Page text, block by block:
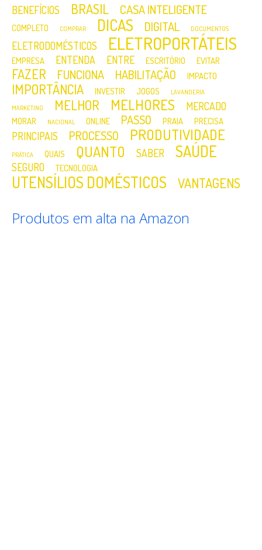
BENEFÍCIOS BRASIL CASA INTELIGENTE
COMPLETO COMPRAR DICAS DIGITAL DOCUMENTOS
ELETRODOMÉSTICOS ELETROPORTÁTEIS
EMPRESA ENTENDA ENTRE ESCRITÓRIO EVITAR
FAZER FUNCIONA HABILITAÇÃO IMPACTO
IMPORTÂNCIA INVESTIR JOGOS
LAVANDERIA
MARKETING
MELHOR MELHORES MERCADO
MORAR NACIONAL ONLINE PASSO PRAIA PRECISA
PRINCIPAIS PROCESSO PRODUTIVIDADE
PRÁTICA QUAIS QUANTO SABER SAÚDE
SEGURO TECNOLOGIA
UTENSÍLIOS DOMÉSTICOS VANTAGENS
Produtos em alta na Amazon